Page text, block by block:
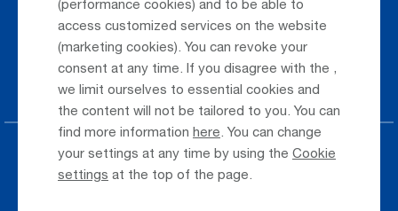
(performance cookies) and to be able to
access customized services on the website
(marketing cookies). You can revoke your
consent at any time. If you disagree with the ,
we limit ourselves to essential cookies and
the content will not be tailored to you. You can
find more information here . You can change
your settings at any time by using the Cookie
settings at the top of the page.
Public Transportation
Taxi & Shuttle Transfer
Jobs & Careers
Press